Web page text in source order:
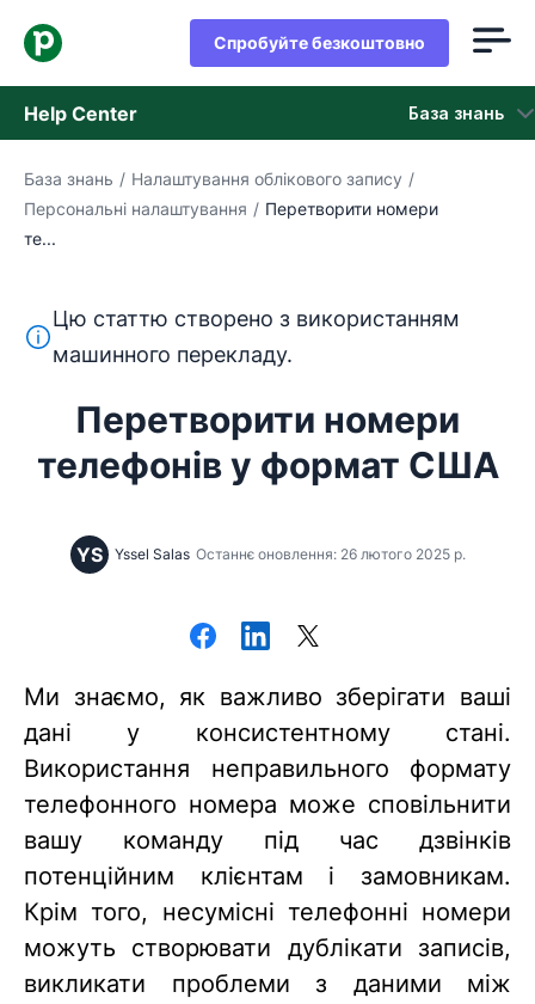
Спробуйте безкоштовно
Help Center База знань
База знань
Стан
База знань / Налаштування облікового запису /
Персональні налаштування / Перетворити номери
те...
Цей текст перекладено з англійської мови за
Цю статтю створено з використанням
машинного перекладу.
Перетворити номери
телефонів у формат США
YS Yssel Salas Останнє оновлення: 26 лютого 2025 р.
Ми знаємо, як важливо зберігати ваші
дані у консистентному стані.
Використання неправильного формату
телефонного номера може сповільнити
вашу команду під час дзвінків
потенційним клієнтам і замовникам.
Крім того, несумісні телефонні номери
можуть створювати дублікати записів,
викликати проблеми з даними між